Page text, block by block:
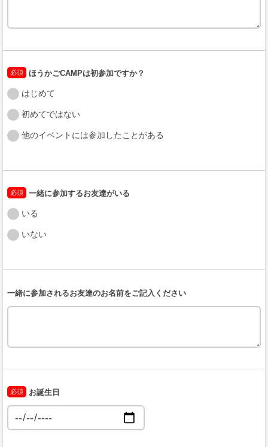
必須 ほうかごCAMPは初参加ですか？
はじめて
初めてではない
他のイベントには参加したことがある
必須 一緒に参加するお友達がいる
いる
いない
一緒に参加されるお友達のお名前をご記入ください
必須 お誕生日